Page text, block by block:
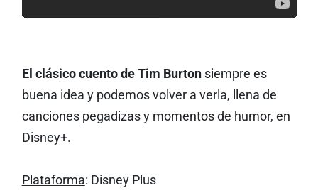
El clásico cuento de Tim Burtonsiempre es
buena idea y podemos volver a verla, llena de
canciones pegadizas y momentos de humor, en
Disney+.
Plataforma: Disney Plus